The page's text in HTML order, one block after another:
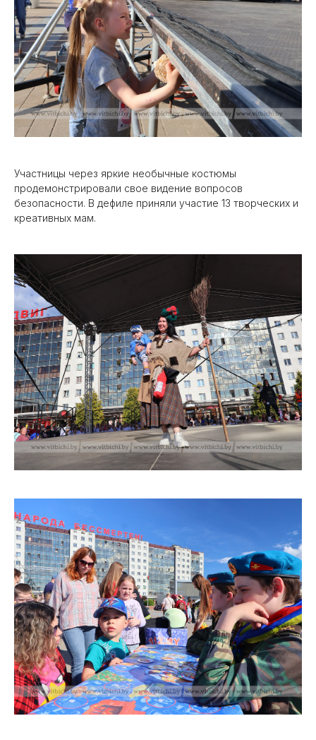
Участницы через яркие необычные костюмы
продемонстрировали свое видение вопросов
безопасности. В дефиле приняли участие 13 творческих и
креативных мам.